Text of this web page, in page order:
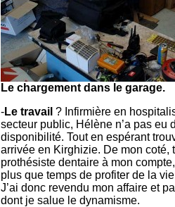
Le chargement dans le garage.
-Le travail ? Infirmière en
secteur public, Hélène n’a pas eu
disponibilité. Tout en espérant
arrivée en Kirghizie. De mon coté,
prothésiste dentaire à mon
plus que temps de profiter de la
J’ai donc revendu mon affaire et
dont je salue le dynamisme.